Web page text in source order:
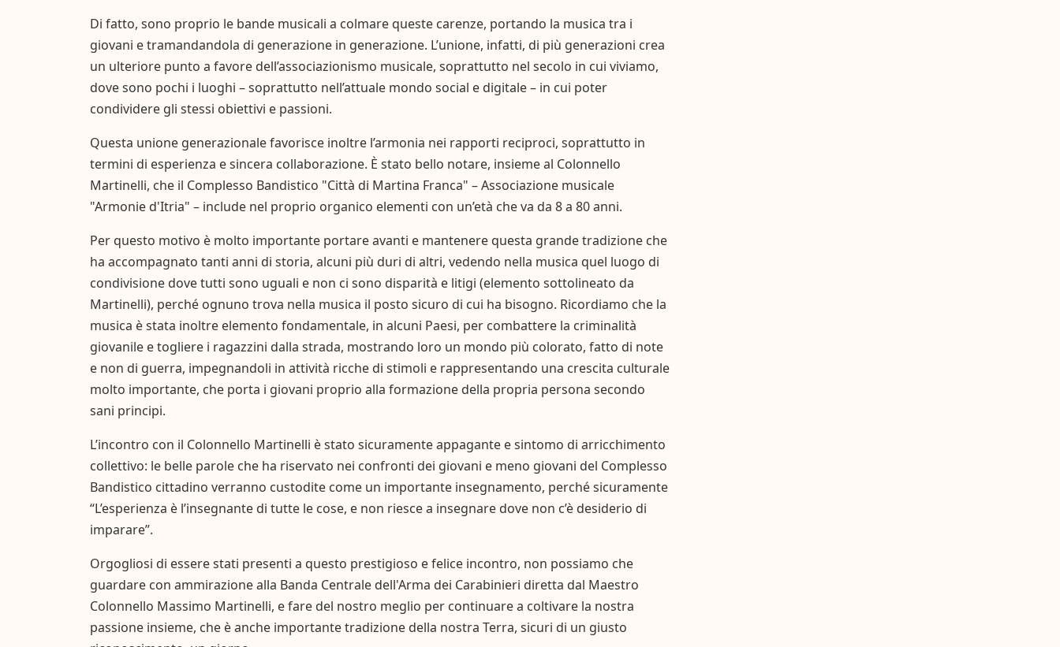
Di fatto, sono proprio le bande musicali a colmare queste carenze, portando la musica tra i
giovani e tramandandola di generazione in generazione. L’unione, infatti, di più generazioni crea
un ulteriore punto a favore dell’associazionismo musicale, soprattutto nel secolo in cui viviamo,
dove sono pochi i luoghi – soprattutto nell’attuale mondo social e digitale – in cui poter
condividere gli stessi obiettivi e passioni.
Questa unione generazionale favorisce inoltre l’armonia nei rapporti reciproci, soprattutto in
termini di esperienza e sincera collaborazione. È stato bello notare, insieme al Colonnello
Martinelli, che il Complesso Bandistico "Città di Martina Franca" – Associazione musicale
"Armonie d'Itria" – include nel proprio organico elementi con un’età che va da 8 a 80 anni.
Per questo motivo è molto importante portare avanti e mantenere questa grande tradizione che
ha accompagnato tanti anni di storia, alcuni più duri di altri, vedendo nella musica quel luogo di
condivisione dove tutti sono uguali e non ci sono disparità e litigi (elemento sottolineato da
Martinelli), perché ognuno trova nella musica il posto sicuro di cui ha bisogno. Ricordiamo che la
musica è stata inoltre elemento fondamentale, in alcuni Paesi, per combattere la criminalità
giovanile e togliere i ragazzini dalla strada, mostrando loro un mondo più colorato, fatto di note
e non di guerra, impegnandoli in attività ricche di stimoli e rappresentando una crescita culturale
molto importante, che porta i giovani proprio alla formazione della propria persona secondo
sani principi.
L’incontro con il Colonnello Martinelli è stato sicuramente appagante e sintomo di arricchimento
collettivo: le belle parole che ha riservato nei confronti dei giovani e meno giovani del Complesso
Bandistico cittadino verranno custodite come un importante insegnamento, perché sicuramente
“L’esperienza è l’insegnante di tutte le cose, e non riesce a insegnare dove non c’è desiderio di
imparare”.
Orgogliosi di essere stati presenti a questo prestigioso e felice incontro, non possiamo che
guardare con ammirazione alla Banda Centrale dell'Arma dei Carabinieri diretta dal Maestro
Colonnello Massimo Martinelli, e fare del nostro meglio per continuare a coltivare la nostra
passione insieme, che è anche importante tradizione della nostra Terra, sicuri di un giusto